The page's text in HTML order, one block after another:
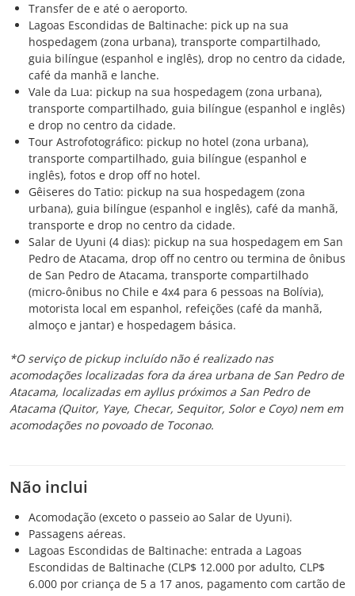
Transfer de e até o aeroporto.
Lagoas Escondidas de Baltinache: pick up na sua
hospedagem (zona urbana), transporte compartilhado,
guia bilíngue (espanhol e inglês), drop no centro da cidade,
café da manhã e lanche.
Vale da Lua: pickup na sua hospedagem (zona urbana),
transporte compartilhado, guia bilíngue (espanhol e inglês)
e drop no centro da cidade.
Tour Astrofotográfico: pickup no hotel (zona urbana),
transporte compartilhado, guia bilíngue (espanhol e
inglês), fotos e drop off no hotel.
Gêiseres do Tatio: pickup na sua hospedagem (zona
urbana), guia bilíngue (espanhol e inglês), café da manhã,
transporte e drop no centro da cidade.
Salar de Uyuni (4 dias): pickup na sua hospedagem em San
Pedro de Atacama, drop off no centro ou termina de ônibus
de San Pedro de Atacama, transporte compartilhado
(micro-ônibus no Chile e 4x4 para 6 pessoas na Bolívia),
motorista local em espanhol, refeições (café da manhã,
almoço e jantar) e hospedagem básica.
*O serviço de pickup incluído não é realizado nas
acomodações localizadas fora da área urbana de San Pedro de
Atacama, localizadas em ayllus próximos a San Pedro de
Atacama (Quitor, Yaye, Checar, Sequitor, Solor e Coyo) nem em
acomodações no povoado de Toconao.
Não inclui
Acomodação (exceto o passeio ao Salar de Uyuni).
Passagens aéreas.
Lagoas Escondidas de Baltinache: entrada a Lagoas
Escondidas de Baltinache (CLP$ 12.000 por adulto, CLP$
6.000 por criança de 5 a 17 anos, pagamento com cartão de